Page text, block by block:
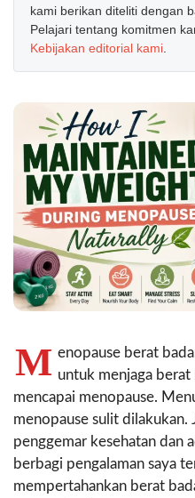
kami berikan diteliti dengan
Pelajari tentang komitmen
Kebijakan editorial kami
M enopause berat
untuk menjaga berat
mencapai menopause.
menopause sulit dilakukan.
penggemar kesehatan dan
berbagi pengalaman saya
mempertahankan berat